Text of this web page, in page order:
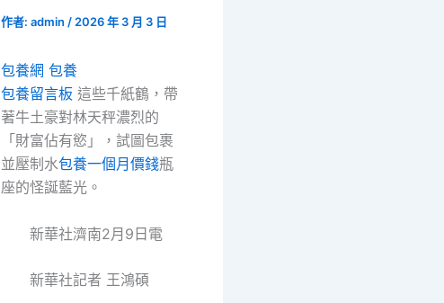
作者: admin / 2026 年 3 月 3 日
包養網 包養
包養留言板 這些千紙鶴，帶
著牛土豪對林天秤濃烈的
「財富佔有慾」，試圖包裹
並壓制水包養一個月價錢瓶
座的怪誕藍光。
新華社濟南2月9日電
新華社記者 王鴻碩